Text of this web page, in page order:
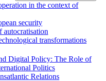
in the context of
security
autocratisation
transformations
Digital Policy: The Role of
Politics
Relations